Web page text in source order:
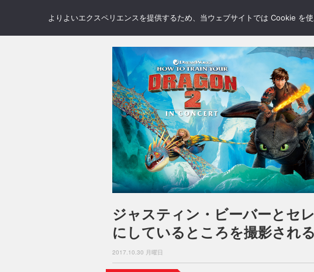
NEWS REVIEWS GALLERY BLOGS
ジャスティン・ビーバーとセ
にしているところを撮影される
2017.10.30 月曜日
よりよいエクスペリエンスを提供するため、当ウェブサイトでは Cookie を